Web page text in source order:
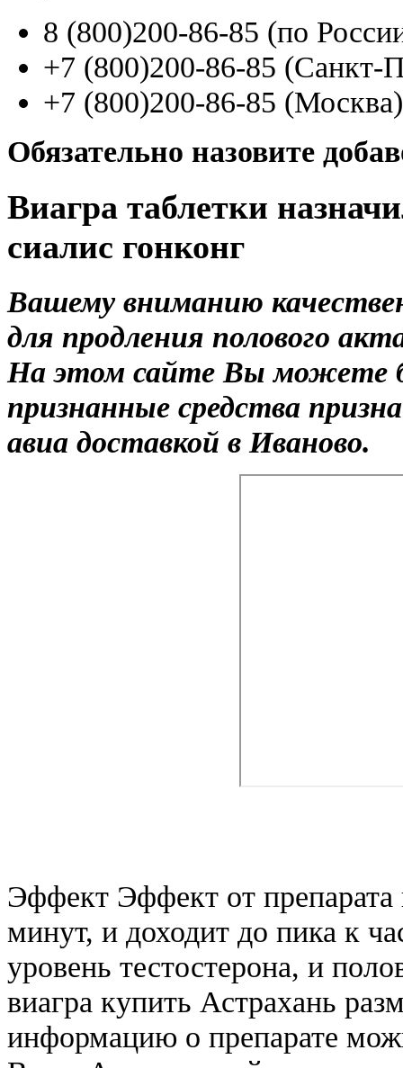
8 (800)200-86-85 (по
+7 (800)200-86-85 (Санкт-
+7 (800)200-86-85 (Москва)
Обязательно назовите
Виагра таблетки
сиалис гонконг
Вашему вниманию
для продления полового
На этом сайте Вы можете
признанные средства
авиа доставкой в Иваново.
Эффект Эффект от препарата
минут, и доходит до пика к
уровень тестостерона, и
виагра купить Астрахань
информацию о препарате